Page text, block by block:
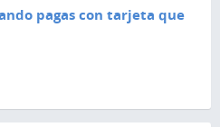
pagas con tarjeta que